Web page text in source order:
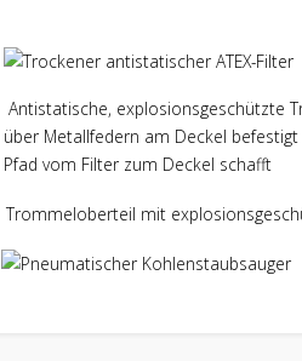
Antistatische, explosionsgeschützte
über Metallfedern am Deckel
Pfad vom Filter zum Deckel schafft
Trommeloberteil mit